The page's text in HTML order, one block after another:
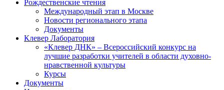
Рождественские чтения
Международный этап в Москве
Новости регионального этапа
Документы
Клевер Лаборатория
«Клевер ДНК» – Всероссийский конкурс на
лучшие разработки учителей в области духовно-
нравственной культуры
Курсы
Документы